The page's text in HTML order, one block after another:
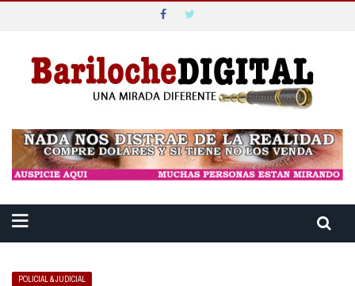
POLICIAL & JUDICIAL